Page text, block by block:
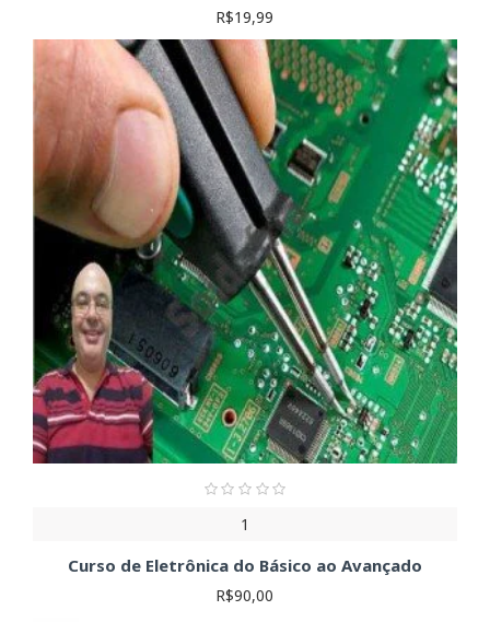
R$19,99
1
Curso de Eletrônica do Básico ao Avançado
R$90,00